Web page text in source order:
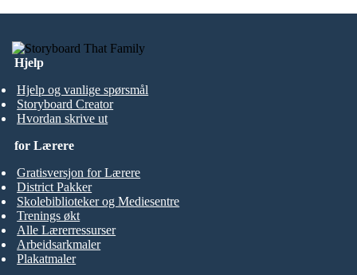
Hjelp
Hjelp og vanlige spørsmål
Storyboard Creator
Hvordan skrive ut
for Lærere
Gratisversjon for Lærere
District Pakker
Skolebiblioteker og Mediesentre
Trenings økt
Alle Lærerressurser
Arbeidsarkmaler
Plakatmaler